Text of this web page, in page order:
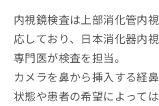
内視鏡検査は上部消化管内
応しており、日本消化器内
専門医が検査を担当。
カメラを鼻から挿入する経
状態や患者の希望によって